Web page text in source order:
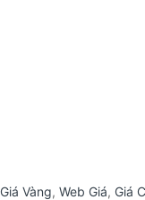
Giá Vàng, Web Giá, Giá